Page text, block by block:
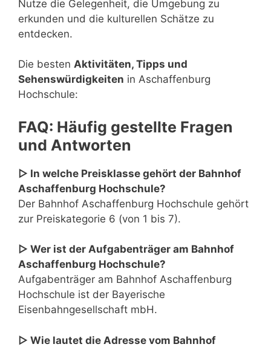
Nutze die Gelegenheit, die Umgebung zu
erkunden und die kulturellen Schätze zu
entdecken.
Die besten Aktivitäten, Tipps und
Sehenswürdigkeiten in Aschaffenburg
Hochschule:
FAQ: Häufig gestellte Fragen
und Antworten
▷ In welche Preisklasse gehört der Bahnhof
Aschaffenburg Hochschule?
Der Bahnhof Aschaffenburg Hochschule gehört
zur Preiskategorie 6 (von 1 bis 7).
▷ Wer ist der Aufgabenträger am Bahnhof
Aschaffenburg Hochschule?
Aufgabenträger am Bahnhof Aschaffenburg
Hochschule ist der Bayerische
Eisenbahngesellschaft mbH.
▷ Wie lautet die Adresse vom Bahnhof